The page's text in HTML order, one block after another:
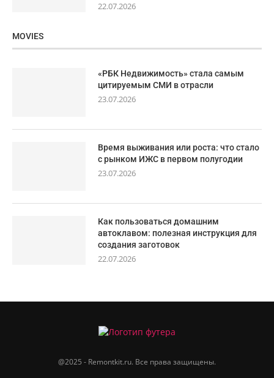
22.07.2026
MOVIES
«РБК Недвижимость» стала самым
цитируемым СМИ в отрасли
23.07.2026
Время выживания или роста: что стало
с рынком ИЖС в первом полугодии
23.07.2026
Как пользоваться домашним
автоклавом: полезная инструкция для
создания заготовок
22.07.2026
@2025 - Remontkit.ru. Все права защищены.